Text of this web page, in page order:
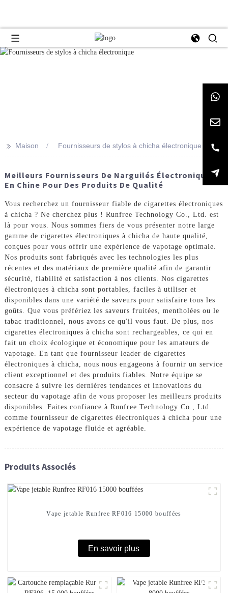
>> Maison Fournisseurs de stylos à chicha électronique
Meilleurs Fournisseurs De Narguilés Électroniques
En Chine Pour Des Produits De Qualité
Vous recherchez un fournisseur fiable de cigarettes électroniques
à chicha ? Ne cherchez plus ! Runfree Technology Co., Ltd. est
là pour vous. Nous sommes fiers de vous présenter notre large
gamme de cigarettes électroniques à chicha de haute qualité,
conçues pour vous offrir une expérience de vapotage optimale.
Nos produits sont fabriqués avec les technologies les plus
récentes et des matériaux de première qualité afin de garantir
sécurité, fiabilité et satisfaction à nos clients. Nos cigarettes
électroniques à chicha sont portables, faciles à utiliser et
disponibles dans une variété de saveurs pour satisfaire tous les
goûts. Que vous préfériez les saveurs fruitées, mentholées ou le
tabac traditionnel, nous avons ce qu'il vous faut. De plus, nos
cigarettes électroniques à chicha sont rechargeables, ce qui en
fait un choix écologique et économique pour les amateurs de
vapotage. En tant que fournisseur leader de cigarettes
électroniques à chicha, nous nous engageons à fournir un service
client exceptionnel et des produits fiables. Notre équipe se
consacre à suivre les dernières tendances et innovations du
secteur du vapotage afin de vous proposer les meilleurs produits
disponibles. Faites confiance à Runfree Technology Co., Ltd.
comme fournisseur de cigarettes électroniques à chicha pour une
expérience de vapotage fluide et agréable.
Produits Associés
Vape jetable Runfree RF016 15000 bouffées
En savoir plus